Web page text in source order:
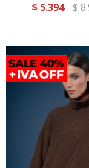
$ 5.394 $